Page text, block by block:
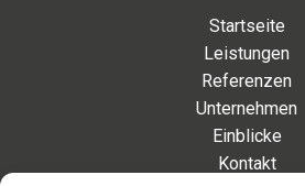
Startseite
Leistungen
Referenzen
Unternehmen
Einblicke
Kontakt